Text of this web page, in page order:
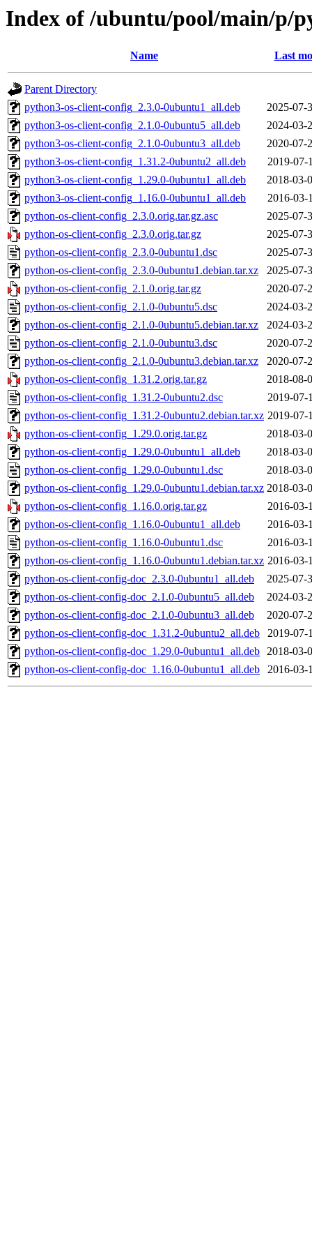
Index of /ubuntu/pool/main/p/
Name Last
Parent Directory
python3-os-client-config_2.3.0-0ubuntu1_all.deb
2025-07-
python3-os-client-config_2.1.0-0ubuntu5_all.deb
2024-03-
python3-os-client-config_2.1.0-0ubuntu3_all.deb
2020-07-
python3-os-client-config_1.31.2-0ubuntu2_all.deb
2019-07-
python3-os-client-config_1.29.0-0ubuntu1_all.deb
2018-03-
python3-os-client-config_1.16.0-0ubuntu1_all.deb
2016-03-
python-os-client-config_2.3.0.orig.tar.gz.asc
2025-07-
python-os-client-config_2.3.0.orig.tar.gz
2025-07-
python-os-client-config_2.3.0-0ubuntu1.dsc
2025-07-
python-os-client-config_2.3.0-0ubuntu1.debian.tar.xz
2025-07-
python-os-client-config_2.1.0.orig.tar.gz
2020-07-
python-os-client-config_2.1.0-0ubuntu5.dsc
2024-03-
python-os-client-config_2.1.0-0ubuntu5.debian.tar.xz
2024-03-
python-os-client-config_2.1.0-0ubuntu3.dsc
2020-07-
python-os-client-config_2.1.0-0ubuntu3.debian.tar.xz
2020-07-
python-os-client-config_1.31.2.orig.tar.gz
2018-08-
python-os-client-config_1.31.2-0ubuntu2.dsc
2019-07-
python-os-client-config_1.31.2-0ubuntu2.debian.tar.xz 2019-07-
python-os-client-config_1.29.0.orig.tar.gz
2018-03-
python-os-client-config_1.29.0-0ubuntu1_all.deb
2018-03-
python-os-client-config_1.29.0-0ubuntu1.dsc
2018-03-
python-os-client-config_1.29.0-0ubuntu1.debian.tar.xz 2018-03-
python-os-client-config_1.16.0.orig.tar.gz
2016-03-
python-os-client-config_1.16.0-0ubuntu1_all.deb
2016-03-
python-os-client-config_1.16.0-0ubuntu1.dsc
2016-03-
python-os-client-config_1.16.0-0ubuntu1.debian.tar.xz 2016-03-
python-os-client-config-doc_2.3.0-0ubuntu1_all.deb
2025-07-
python-os-client-config-doc_2.1.0-0ubuntu5_all.deb
2024-03-
python-os-client-config-doc_2.1.0-0ubuntu3_all.deb
2020-07-
python-os-client-config-doc_1.31.2-0ubuntu2_all.deb
2019-07-
python-os-client-config-doc_1.29.0-0ubuntu1_all.deb 2018-03-
python-os-client-config-doc_1.16.0-0ubuntu1_all.deb
2016-03-